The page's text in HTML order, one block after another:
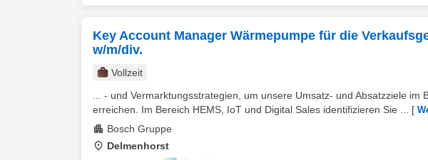
Key Account Manager Wärmepumpe für die
w/m/div.
Vollzeit
... - und Vermarktungsstrategien, um unsere Umsatz- und Absatzziele im
erreichen. Im Bereich HEMS, IoT und Digital Sales identifizieren Sie ...
[
Bosch Gruppe
Delmenhorst